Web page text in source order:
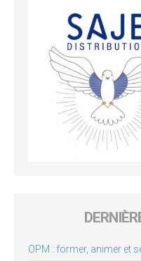
OPM : former, animer et